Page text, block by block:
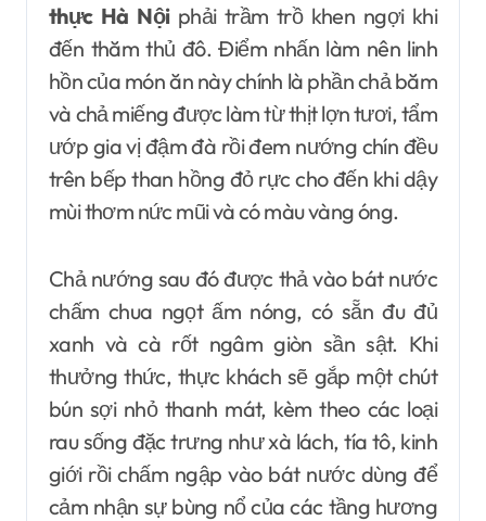
thực Hà Nộiphải trầm trồ khen ngợi khi
đến thăm thủ đô. Điểm nhấn làm nên linh
hồn của món ăn này chính là phần chả băm
và chả miếng được làm từ thịt lợn tươi, tẩm
ướp gia vị đậm đà rồi đem nướng chín đều
trên bếp than hồng đỏ rực cho đến khi dậy
mùi thơm nức mũi và có màu vàng óng.
Chả nướng sau đó được thả vào bát nước
chấm chua ngọt ấm nóng, có sẵn đu đủ
xanh và cà rốt ngâm giòn sần sật. Khi
thưởng thức, thực khách sẽ gắp một chút
bún sợi nhỏ thanh mát, kèm theo các loại
rau sống đặc trưng như xà lách, tía tô, kinh
giới rồi chấm ngập vào bát nước dùng để
cảm nhận sự bùng nổ của các tầng hương